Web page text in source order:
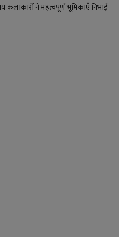
कलाकारों ने महत्वपूर्ण भूमिकाएँ निभाई